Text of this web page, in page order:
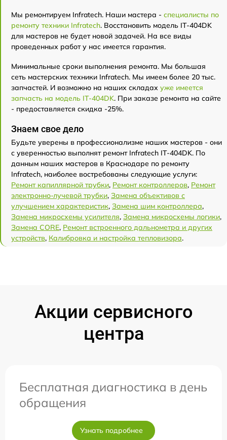
Мы ремонтируем Infratech. Наши мастера - специалисты по
ремонту техники Infratech. Восстановить модель IT-404DK
для мастеров не будет новой задачей. На все виды
проведенных работ у нас имеется гарантия.
Минимальные сроки выполнения ремонта. Мы большая
сеть мастерских техники Infratech. Мы имеем более 20 тыс.
запчастей. И возможно на наших складах уже имеется
запчасть на модель IT-404DK. При заказе ремонта на сайте
- предоставляется скидка -25%.
Знаем свое дело
Будьте уверены в профессионализме наших мастеров - они
с уверенностью выполнят ремонт Infratech IT-404DK. По
данным наших мастеров в Краснодаре по ремонту
Infratech, наиболее востребованы следующие услуги:
Ремонт капиллярной трубки, Ремонт контроллеров, Ремонт
электронно-лучевой трубки, Замена объективов с
улучшением характеристик, Замена шим контроллера,
Замена микросхемы усилителя, Замена микросхемы логики,
Замена CORE, Ремонт встроенного дальнометра и других
устройств, Калибровка и настройка тепловизора.
Акции сервисного
центра
Бесплатная диагностика в день
обращения
Узнать подробнее